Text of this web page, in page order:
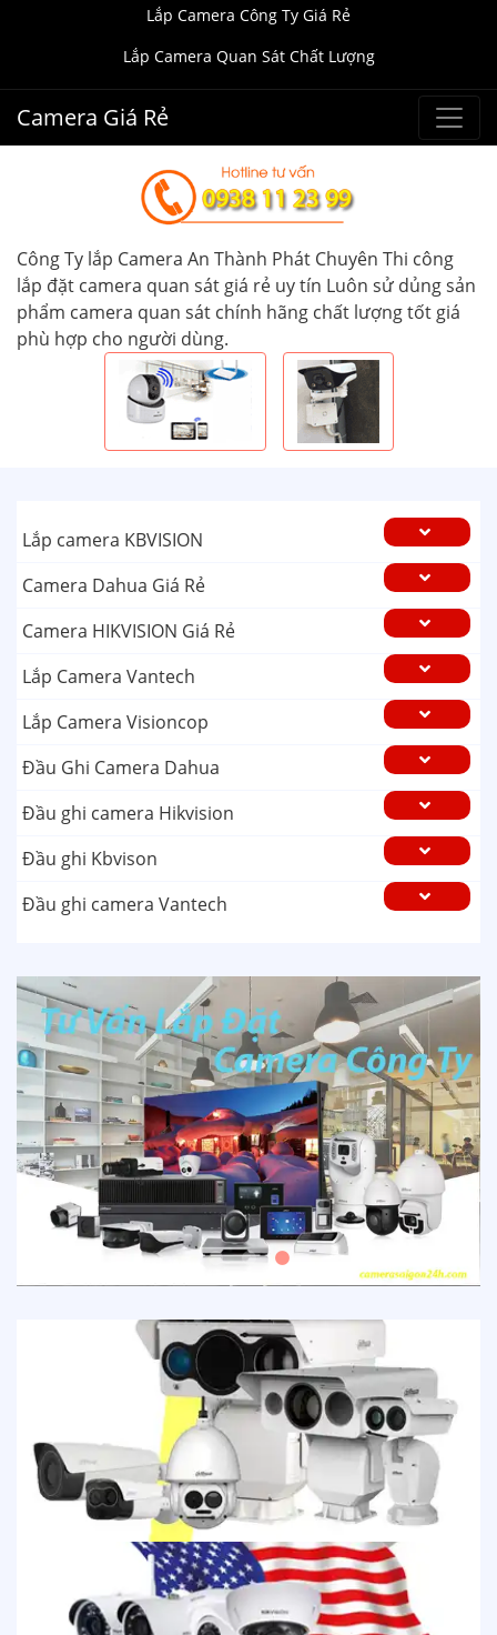
Lắp Camera Công Ty Giá Rẻ
Lắp Camera Quan Sát Chất Lượng
Camera Giá Rẻ
Công Ty lắp Camera An Thành Phát Chuyên Thi công
lắp đặt camera quan sát giá rẻ uy tín Luôn sử dủng sản
phẩm camera quan sát chính hãng chất lượng tốt giá
phù hợp cho người dùng.
Lắp camera KBVISION
Camera Dahua Giá Rẻ
Camera HIKVISION Giá Rẻ
Lắp Camera Vantech
Lắp Camera Visioncop
Đầu Ghi Camera Dahua
Đầu ghi camera Hikvision
Đầu ghi Kbvison
Đầu ghi camera Vantech